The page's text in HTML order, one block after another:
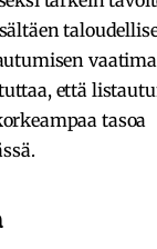
että
tasoa